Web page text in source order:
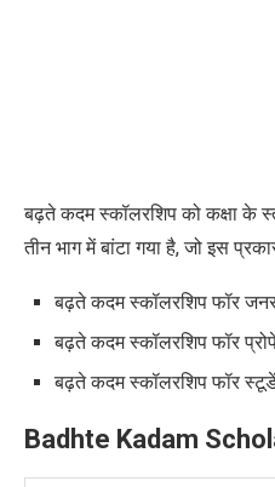
बढ़ते कदम स्कॉलरशिप को कक्षा के
तीन भाग में बांटा गया है, जो इस
बढ़ते कदम स्कॉलरशिप फॉर
बढ़ते कदम स्कॉलरशिप फॉर
बढ़ते कदम स्कॉलरशिप फॉर
Badhte Kadam